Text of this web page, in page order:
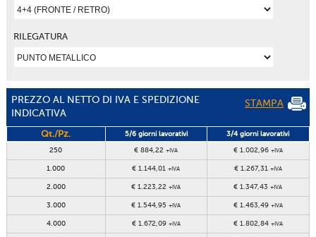
RILEGATURA
PREZZO AL NETTO DI IVA E SPEDIZIONE
INDICATIVA
STAMPA
Qt./Pz. 5/6 giorni lavorativi 3/4 giorni lavorativi
250 € 884,22+IVA € 1.002,96 +IVA
1.000 € 1.144,01+IVA € 1.267,31 +IVA
2.000 € 1.223,22+IVA € 1.347,43+IVA
3.000 € 1.544,95+IVA € 1.463,49 +IVA
4.000 € 1.672,09 +IVA € 1.802,84 +IVA